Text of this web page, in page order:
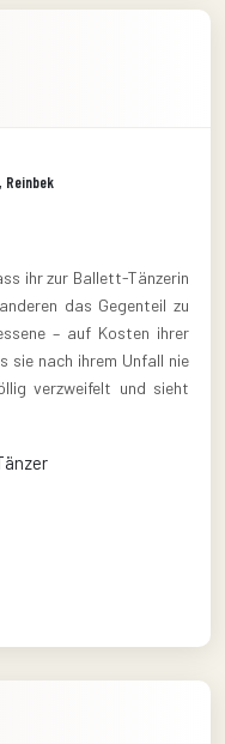
Reinbek
ihr zur Ballett-Tänzerin
das Gegenteil zu
– auf Kosten ihrer
sie nach ihrem Unfall nie
verzweifelt und sieht